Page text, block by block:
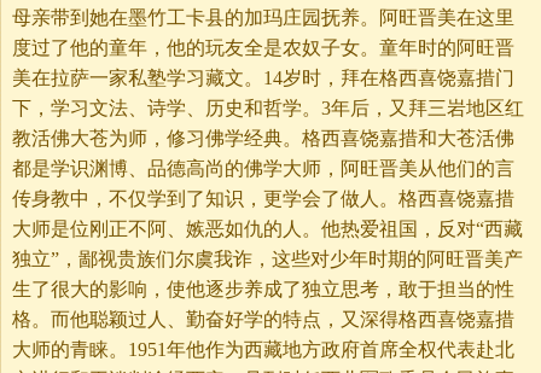
母亲带到她在墨竹工卡县的加玛庄园抚养。阿旺晋美在这里
度过了他的童年，他的玩友全是农奴子女。童年时的阿旺晋
美在拉萨一家私塾学习藏文。14岁时，拜在格西喜饶嘉措门
下，学习文法、诗学、历史和哲学。3年后，又拜三岩地区红
教活佛大苍为师，修习佛学经典。格西喜饶嘉措和大苍活佛
都是学识渊博、品德高尚的佛学大师，阿旺晋美从他们的言
传身教中，不仅学到了知识，更学会了做人。格西喜饶嘉措
大师是位刚正不阿、嫉恶如仇的人。他热爱祖国，反对“西藏
独立”，鄙视贵族们尔虞我诈，这些对少年时期的阿旺晋美产
生了很大的影响，使他逐步养成了独立思考，敢于担当的性
格。而他聪颖过人、勤奋好学的特点，又深得格西喜饶嘉措
大师的青睐。1951年他作为西藏地方政府首席全权代表赴北